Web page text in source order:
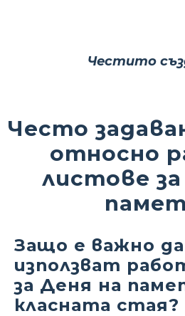
Честито
Често
относно
листове
Защо е важно да
използват
за Деня на
класната стая?